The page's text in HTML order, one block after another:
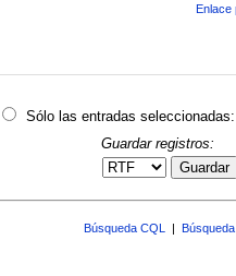
Enlace
Sólo las entradas seleccionadas:
Guardar registros:
Guardar
Búsqueda CQL